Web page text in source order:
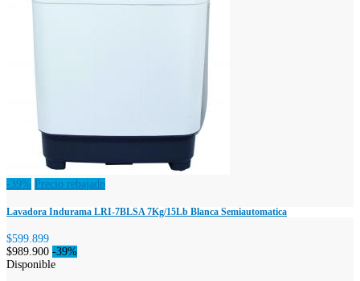
-39% Precio rebajado
Lavadora Indurama LRI-7BLSA 7Kg/15Lb Blanca Semiautomatica
$599.899
$989.900 -39%
Disponible